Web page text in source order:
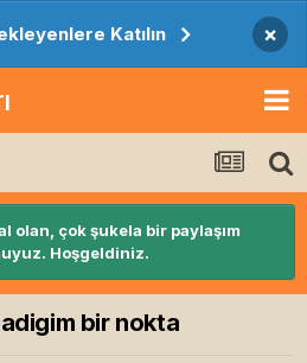
Katılın ×
olan, çok şukela bir paylaşım
Hoşgeldiniz.
bir nokta